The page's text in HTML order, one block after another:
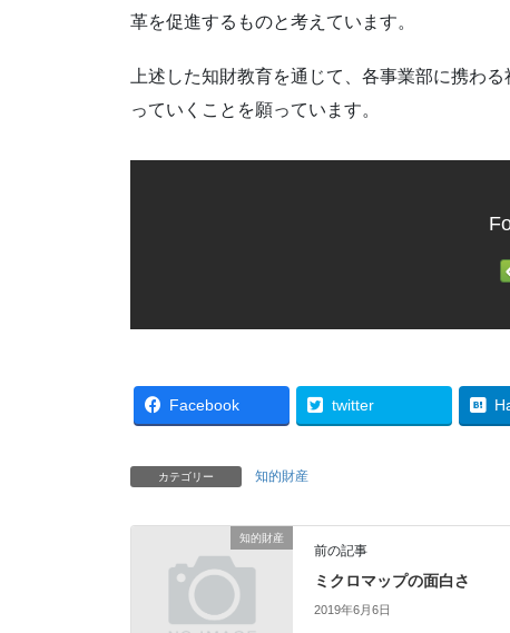
革を促進するものと考えています。
上述した知財教育を通じて、各事業部に携わ
っていくことを願っています。
Facebook twitter
カテゴリー 知的財産
知的財産
前の記事
ミクロマップの面白さ
2019年6月6日